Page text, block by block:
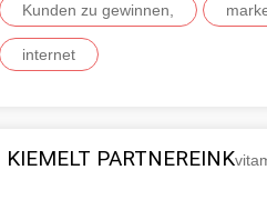
Kunden zu gewinnen,
internet
KIEMELT PARTNEREINK